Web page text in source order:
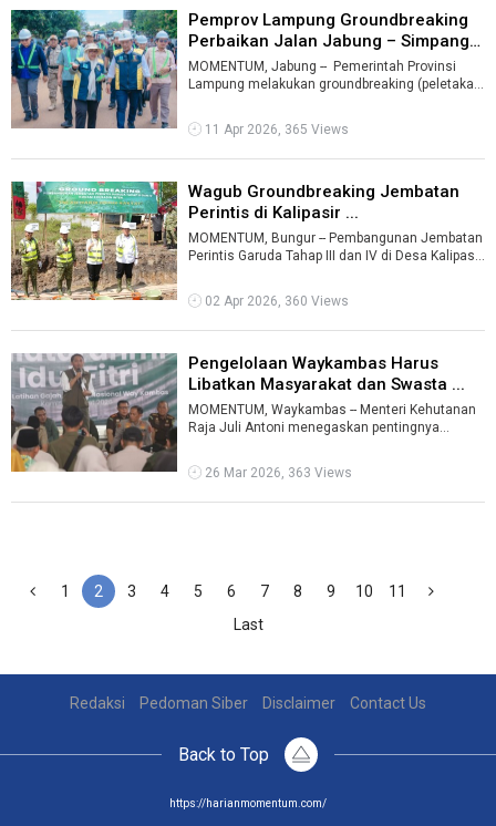
Pemprov Lampung Groundbreaking
Perbaikan Jalan Jabung – Simpang
...
MOMENTUM, Jabung -- Pemerintah Provinsi
Lampung melakukan groundbreaking (peletakan
11 Apr 2026, 365 Views
Wagub Groundbreaking Jembatan
Perintis di Kalipasir ...
MOMENTUM, Bungur -- Pembangunan Jembatan
Perintis Garuda Tahap III dan IV di Desa Kalipasir,
02 Apr 2026, 360 Views
Pengelolaan Waykambas Harus
Libatkan Masyarakat dan Swasta ...
MOMENTUM, Waykambas -- Menteri Kehutanan
Raja Juli Antoni menegaskan pentingnya
...
26 Mar 2026, 363 Views
1 2 3 4 5 6 7 8 9 10
11
Last
Redaksi Pedoman Siber Disclaimer Contact Us
Back to Top
https://harianmomentum.com/